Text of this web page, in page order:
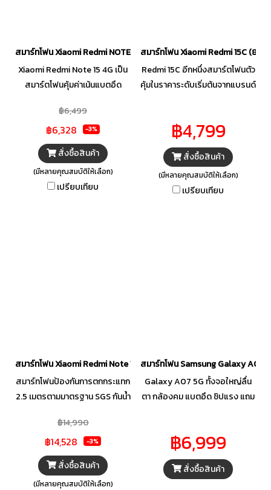
สมาร์ทโฟน Xiaomi Redmi NOTE 15 4G (8+256GB)
Xiaomi Redmi Note 15 4G เป็น
สมาร์ตโฟนคุ้มค่าเน้นแบตอึด
120Hz ขนาด 6.77 นิ้ว ชิปเซ็ต
MediaTek Helio G100 Ultra
กล้องหลัก 108MP และชาร์จไว
33W ชูจุดเด่นความทนทาน หน้าจอ
แข็งแกร่งรองรับการตกจากที่สูง
฿6,499
฿6,328 -3%
สั่งซื้อสินค้า
(มีหลายคุณสมบัติให้เลือก)
เปรียบเทียบ
สมาร์ทโฟน Xiaomi Redmi 15C
Redmi 15C อีกหนึ่งสมาร์ตโฟนตัว
คุ้มในราคาระดับเริ่มต้นจากแบรนด์
พร้อมความโดดเด่นในเรื่องของ
หน้าจอแสดงผลกว้าถึง 6.9 นิ้ว
ความละเอียด HD+ ปรับความ
สว่างสูงสุด 810nits และอัตรา
Refresh Rate สูงสุด 120Hz
฿4,799
สั่งซื้อสินค้า
(มีหลายคุณสมบัติให้เลือก)
เปรียบเทียบ
สมาร์ทโฟน Xiaomi Redmi Note 15 Pro (12+512GB) (5G)
สมาร์ทโฟนป้องกันการตกกระแทก
2.5 เมตรตามมาตรฐาน SGS กันน้ำ
24 ชั่วโมง กล้องรุ่นใหม่ ถ่ายชัดทุก
มุมมอง จับคู่กับเลนส์ Ultra-wide
คมชัดทุกรายละเอียด
฿14,990
฿14,528 -3%
สั่งซื้อสินค้า
(มีหลายคุณสมบัติให้เลือก)
สมาร์ทโฟน Samsung Galaxy
Galaxy A07 5G ทั้งจอใหญ่ลื่น
ตา กล้องคม แบตอึด ชิปแรง แถม
ตกเทรนด์ ใครหามือถือไว้เล่น ถ่าย
ทำงาน หรือดูหนังเครื่องเดียวจบ
฿6,999
สั่งซื้อสินค้า